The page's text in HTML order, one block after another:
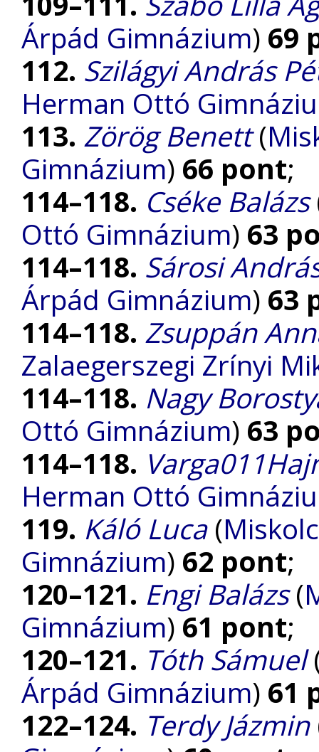
Árpád Gimnázium) 69
112. Szilágyi András
Herman Ottó
113. Zörög Benett(
Gimnázium) 66 pont;
114–118. Cséke Balázs
Ottó Gimnázium) 63
114–118. Sárosi
Árpád Gimnázium) 63
114–118. Zsuppán
Zalaegerszegi Zrínyi
114–118. Nagy
Ottó Gimnázium) 63
114–118.
Herman Ottó
119. Káló Luca(
Gimnázium) 62 pont;
120–121. Engi Balázs(
Gimnázium) 61 pont;
120–121. Tóth Sámuel
Árpád Gimnázium) 61
122–124. Terdy Jázmin